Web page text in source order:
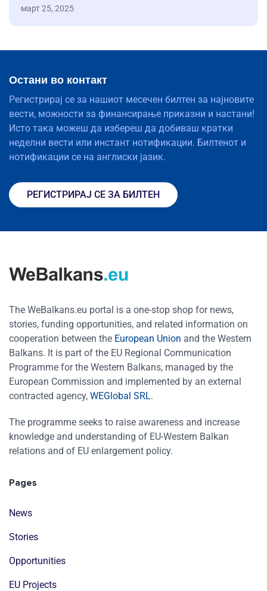
март 25, 2025
Остани во контакт
Регистрирај се за нашиот месечен билтен за најновите
вести, можности за финансирање приказни и настани!
Исто така можеш да избереш да добиваш кратки
неделни вести или инстант нотификации. Билтенот и
нотификации се на англиски јазик.
РЕГИСТРИРАЈ СЕ ЗА БИЛТЕН
The WeBalkans.eu portal is a one-stop shop for news,
stories, funding opportunities, and related information on
cooperation between the European Union and the Western
Balkans. It is part of the EU Regional Communication
Programme for the Western Balkans, managed by the
European Commission and implemented by an external
contracted agency, WEGlobal SRL.
The programme seeks to raise awareness and increase
knowledge and understanding of EU-Western Balkan
relations and of EU enlargement policy.
Pages
News
Stories
Opportunities
EU Projects